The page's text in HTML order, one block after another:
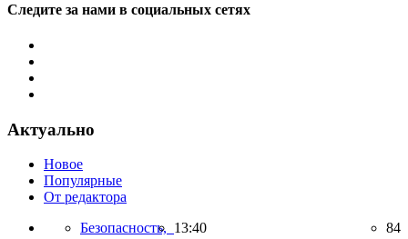
Следите за нами в социальных сетях
Актуально
Новое
Популярные
От редактора
Безопасность, 13:40 84